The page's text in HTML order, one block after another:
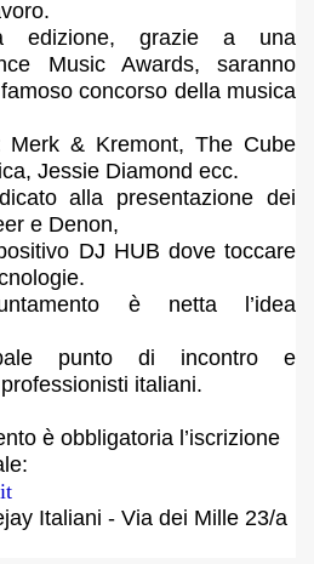
edizione, grazie a una
Music Awards, saranno
concorso della musica
& Kremont, The Cube
Jessie Diamond ecc.
alla presentazione dei
e Denon,
DJ HUB dove toccare
è netta l’idea
punto di incontro e
italiani.
è obbligatoria l’iscrizione
Italiani - Via dei Mille 23/a